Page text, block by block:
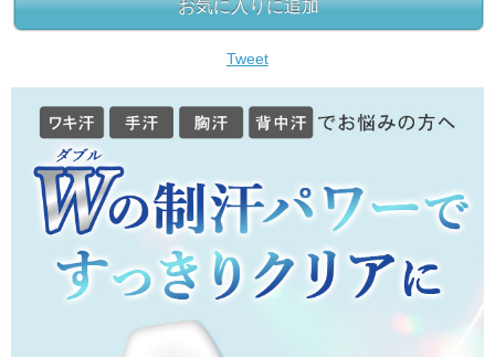
お気に入りに追加
Tweet